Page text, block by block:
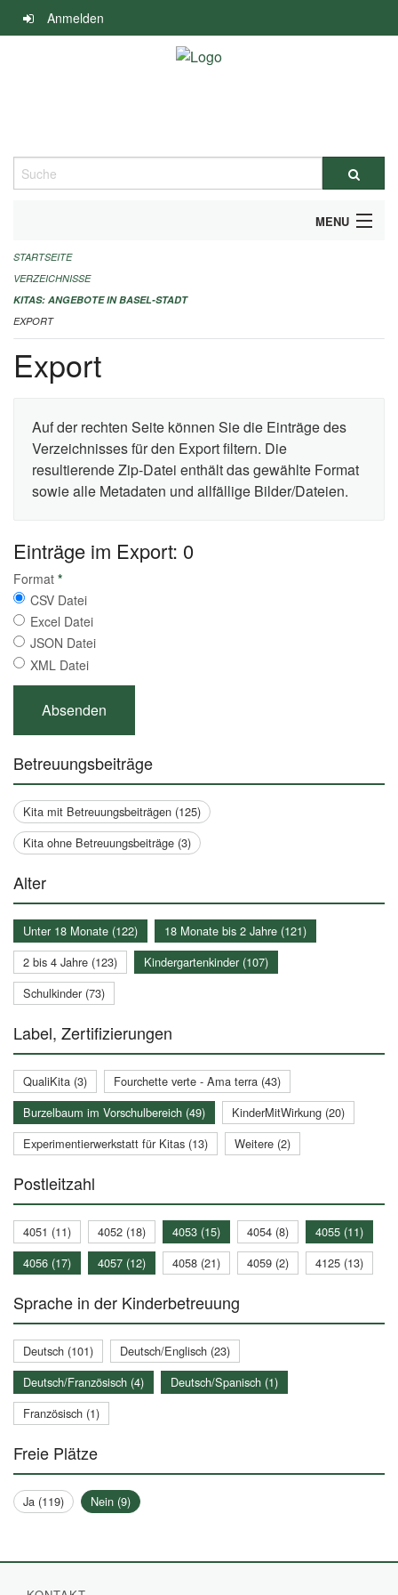
Navigation
überspringen
Anmelden
Suche
MENU
ALLGEMEINE INFORMATIONEN
IMPRESSUM
STARTSEITE
VERZEICHNISSE
KITAS: ANGEBOTE IN BASEL-STADT
EXPORT
Export
Auf der rechten Seite können Sie die Einträge des
Verzeichnisses für den Export filtern. Die
resultierende Zip-Datei enthält das gewählte Format
sowie alle Metadaten und allfällige Bilder/Dateien.
Einträge im Export: 0
Format *
CSV Datei
Excel Datei
JSON Datei
XML Datei
Betreuungsbeiträge
Kita mit Betreuungsbeiträgen (125)
Kita ohne Betreuungsbeiträge (3)
Alter
Unter 18 Monate (122)
18 Monate bis 2 Jahre (121)
2 bis 4 Jahre (123)
Kindergartenkinder (107)
Schulkinder (73)
Label, Zertifizierungen
QualiKita (3)
Fourchette verte - Ama terra (43)
Burzelbaum im Vorschulbereich (49)
KinderMitWirkung (20)
Experimentierwerkstatt für Kitas (13)
Weitere (2)
Postleitzahl
4051 (11) 4052 (18) 4053 (15) 4054 (8)
4055 (11)
4056 (17)
4057 (12) 4058 (21) 4059 (2) 4125 (13)
Sprache in der Kinderbetreuung
Deutsch (101)
Deutsch/Englisch (23)
Deutsch/Französisch (4)
Deutsch/Spanisch (1)
Französisch (1)
Freie Plätze
Ja (119) Nein (9)